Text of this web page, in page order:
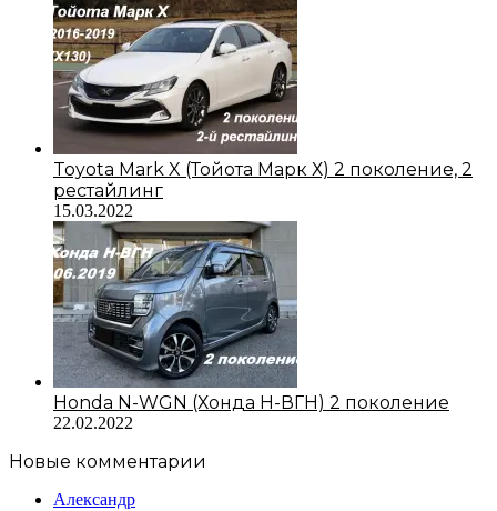
Toyota Mark X (Тойота Марк Х) 2 поколение, 2
рестайлинг
15.03.2022
Honda N-WGN (Хонда Н-ВГН) 2 поколение
22.02.2022
Новые комментарии
Александр